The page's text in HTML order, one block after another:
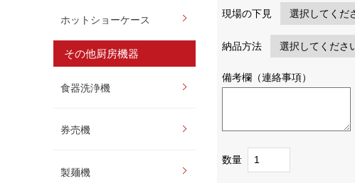
ホットショーケース
その他厨房機器
食器洗浄機
券売機
製麺機
現場の下見
納品方法
備考欄（連絡事項）
数量